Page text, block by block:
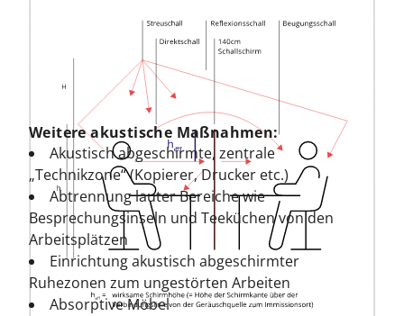
Weitere akustische Maßnahmen:
Akustisch abgeschirmte, zentrale
„Technikzone“ (Kopierer, Drucker etc.)
Abtrennung lauter Bereiche wie
Besprechungsinseln und Teeküchen von den
Arbeitsplätzen
Einrichtung akustisch abgeschirmter
Ruhezonen zum ungestörten Arbeiten
Absorptive Möbel